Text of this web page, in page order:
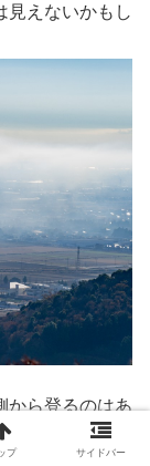
見えないかもし
から登るのはあ
騒が嘘のよう
プ サイドバー